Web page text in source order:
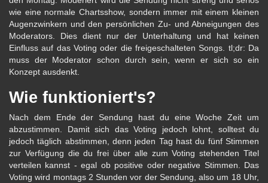
wie eine normale Chartsshow, sondern immer mit einem kleinen
Augenzwinkern und den persönlichen Zu- und Abneigungen des
Moderators. Dies dient nur der Unterhaltung und hat keinen
Einfluss auf das Voting oder die freigeschalteten Songs. tl;dr: Da
muss der Moderator schon durch sein, wenn er sich so ein
Konzept ausdenkt.
Wie funktioniert's?
Nach dem Ende der Sendung hast du eine Woche Zeit um
abzustimmen. Damit sich das Voting jedoch lohnt, solltest du
jedoch täglich abstimmen, denn jeden Tag hast du fünf Stimmen
zur Verfügung die du frei über alle zum Voting stehenden Titel
verteilen kannst - egal ob positive oder negative Stimmen. Das
Voting wird montags 2 Stunden vor der Sendung, also um 18 Uhr,